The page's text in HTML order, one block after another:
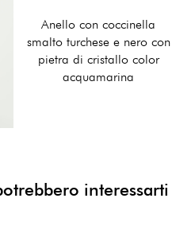
Anello con coccinella
smalto turchese e nero con
pietra di cristallo color
acquamarina
interessarti